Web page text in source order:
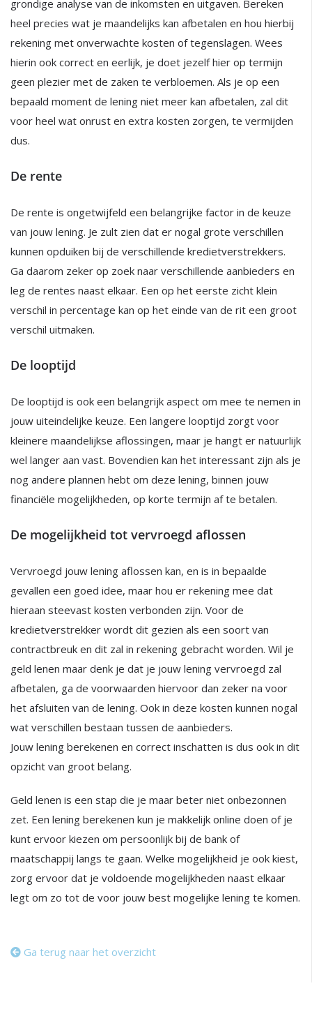
grondige analyse van de inkomsten en uitgaven. Bereken
heel precies wat je maandelijks kan afbetalen en hou hierbij
rekening met onverwachte kosten of tegenslagen. Wees
hierin ook correct en eerlijk, je doet jezelf hier op termijn
geen plezier met de zaken te verbloemen. Als je op een
bepaald moment de lening niet meer kan afbetalen, zal dit
voor heel wat onrust en extra kosten zorgen, te vermijden
dus.
De rente
De rente is ongetwijfeld een belangrijke factor in de keuze
van jouw lening. Je zult zien dat er nogal grote verschillen
kunnen opduiken bij de verschillende kredietverstrekkers.
Ga daarom zeker op zoek naar verschillende aanbieders en
leg de rentes naast elkaar. Een op het eerste zicht klein
verschil in percentage kan op het einde van de rit een groot
verschil uitmaken.
De looptijd
De looptijd is ook een belangrijk aspect om mee te nemen in
jouw uiteindelijke keuze. Een langere looptijd zorgt voor
kleinere maandelijkse aflossingen, maar je hangt er natuurlijk
wel langer aan vast. Bovendien kan het interessant zijn als je
nog andere plannen hebt om deze lening, binnen jouw
financiële mogelijkheden, op korte termijn af te betalen.
De mogelijkheid tot vervroegd aflossen
Vervroegd jouw lening aflossen kan, en is in bepaalde
gevallen een goed idee, maar hou er rekening mee dat
hieraan steevast kosten verbonden zijn. Voor de
kredietverstrekker wordt dit gezien als een soort van
contractbreuk en dit zal in rekening gebracht worden. Wil je
geld lenen maar denk je dat je jouw lening vervroegd zal
afbetalen, ga de voorwaarden hiervoor dan zeker na voor
het afsluiten van de lening. Ook in deze kosten kunnen nogal
wat verschillen bestaan tussen de aanbieders.
Jouw lening berekenen en correct inschatten is dus ook in dit
opzicht van groot belang.
Geld lenen is een stap die je maar beter niet onbezonnen
zet. Een lening berekenen kun je makkelijk online doen of je
kunt ervoor kiezen om persoonlijk bij de bank of
maatschappij langs te gaan. Welke mogelijkheid je ook kiest,
zorg ervoor dat je voldoende mogelijkheden naast elkaar
legt om zo tot de voor jouw best mogelijke lening te komen.
Ga terug naar het overzicht